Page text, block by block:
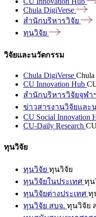
Chula DigiVerse
สำนักบริหารวิจัย
ทุนวิจัย
วิจัยและนวัตกรรม
Chula DigiVerse
CU Innovation Hub
สำนักบริหารวิจัยจุฬา
ข่าวสารงานวิจัยและ
CU Social Innovation
CU-Daily Research
ทุนวิจัย
ทุนวิจัย ทุนวิจัย
ทุนวิจัยในประเทศ ทุน
ทุนวิจัยต่างประเทศ ทุ
ทุนวิจัย สบจ. ทุนวิจัย